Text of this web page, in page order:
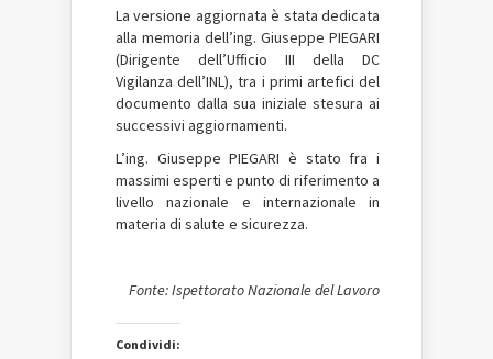
La versione aggiornata è stata dedicata
alla memoria dell’ing. Giuseppe PIEGARI
(Dirigente dell’Ufficio III della DC
Vigilanza dell’INL), tra i primi artefici del
documento dalla sua iniziale stesura ai
successivi aggiornamenti.
L’ing. Giuseppe PIEGARI è stato fra i
massimi esperti e punto di riferimento a
livello nazionale e internazionale in
materia di salute e sicurezza.
Fonte: Ispettorato Nazionale del Lavoro
Condividi: